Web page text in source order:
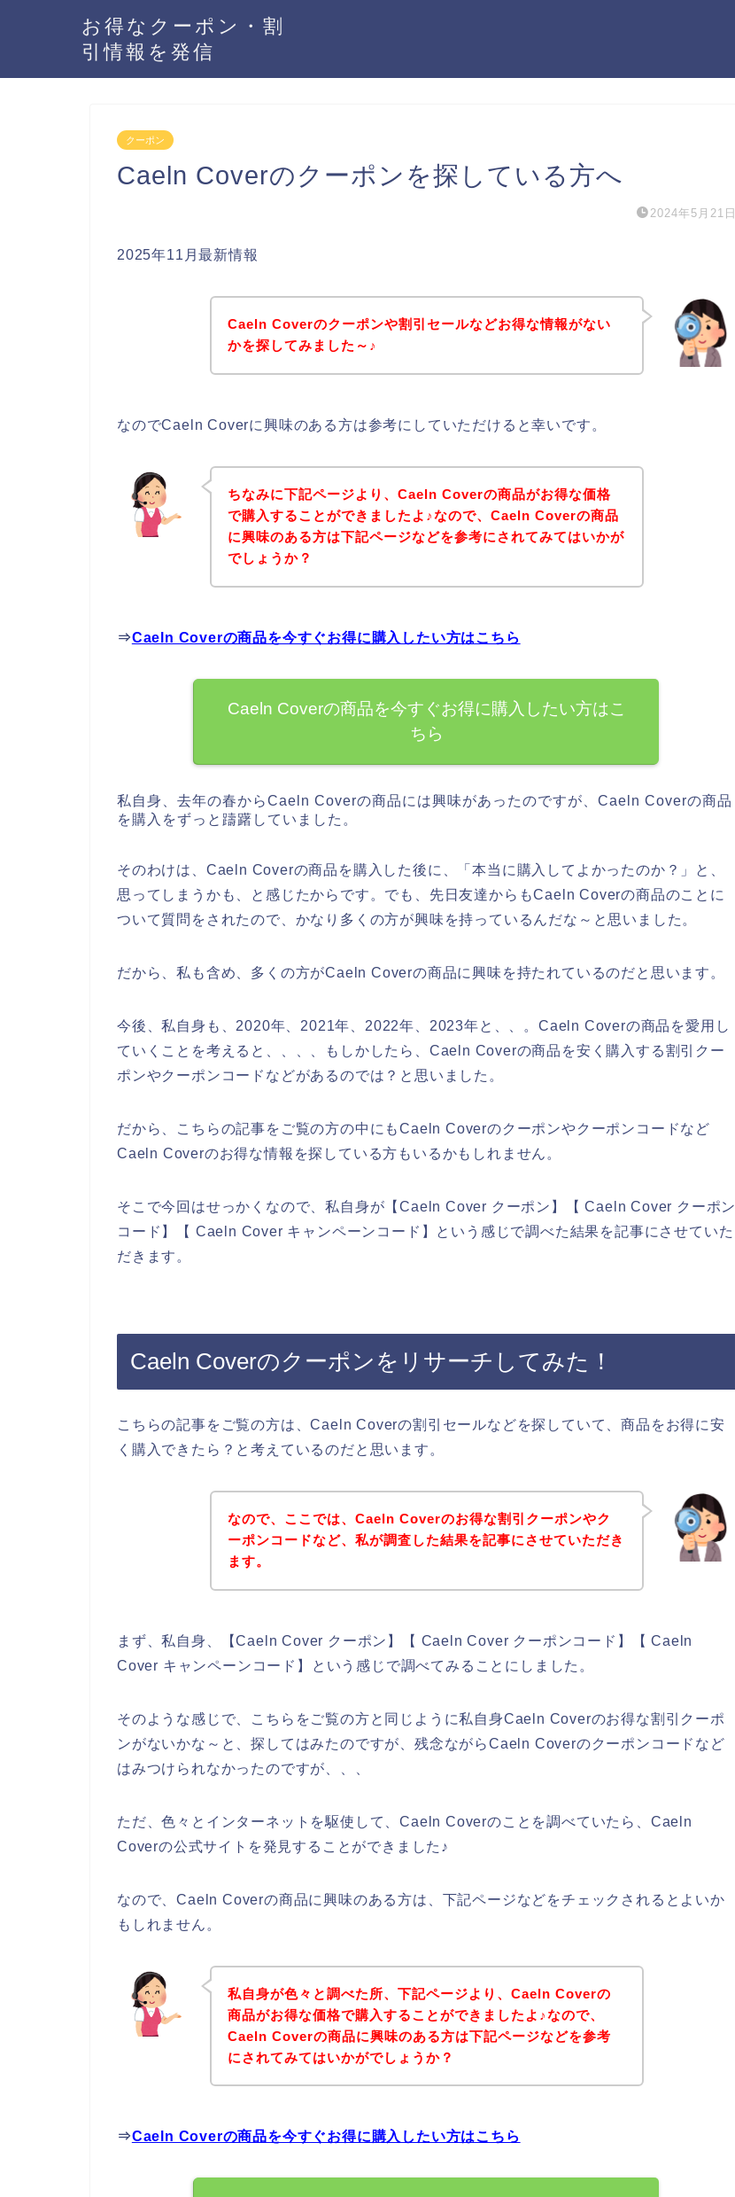
お得なクーポン・割
引情報を発信
クーポン
Caeln Coverのクーポンを探している方へ
2024年5月21日
2025年11月最新情報
Caeln Coverのクーポンや割引セールなどお得な情報がない
かを探してみました～♪
なのでCaeln Coverに興味のある方は参考にしていただけると幸いです。
ちなみに下記ページより、Caeln Coverの商品がお得な価格
で購入することができましたよ♪なので、Caeln Coverの商品
に興味のある方は下記ページなどを参考にされてみてはいかが
でしょうか？
⇒Caeln Coverの商品を今すぐお得に購入したい方はこちら
Caeln Coverの商品を今すぐお得に購入したい方はこ
ちら
私自身、去年の春からCaeln Coverの商品には興味があったのですが、Caeln Coverの商品
を購入をずっと躊躇していました。
そのわけは、Caeln Coverの商品を購入した後に、「本当に購入してよかったのか？」と、
思ってしまうかも、と感じたからです。でも、先日友達からもCaeln Coverの商品のことに
ついて質問をされたので、かなり多くの方が興味を持っているんだな～と思いました。
だから、私も含め、多くの方がCaeln Coverの商品に興味を持たれているのだと思います。
今後、私自身も、2020年、2021年、2022年、2023年と、、。Caeln Coverの商品を愛用し
ていくことを考えると、、、、もしかしたら、Caeln Coverの商品を安く購入する割引クー
ポンやクーポンコードなどがあるのでは？と思いました。
だから、こちらの記事をご覧の方の中にもCaeln Coverのクーポンやクーポンコードなど
Caeln Coverのお得な情報を探している方もいるかもしれません。
そこで今回はせっかくなので、私自身が【Caeln Cover クーポン】【 Caeln Cover クーポン
コード】【 Caeln Cover キャンペーンコード】という感じで調べた結果を記事にさせていた
だきます。
Caeln Coverのクーポンをリサーチしてみた！
こちらの記事をご覧の方は、Caeln Coverの割引セールなどを探していて、商品をお得に安
く購入できたら？と考えているのだと思います。
なので、ここでは、Caeln Coverのお得な割引クーポンやク
ーポンコードなど、私が調査した結果を記事にさせていただき
ます。
まず、私自身、【Caeln Cover クーポン】【 Caeln Cover クーポンコード】【 Caeln
Cover キャンペーンコード】という感じで調べてみることにしました。
そのような感じで、こちらをご覧の方と同じように私自身Caeln Coverのお得な割引クーポ
ンがないかな～と、探してはみたのですが、残念ながらCaeln Coverのクーポンコードなど
はみつけられなかったのですが、、、
ただ、色々とインターネットを駆使して、Caeln Coverのことを調べていたら、Caeln
Coverの公式サイトを発見することができました♪
なので、Caeln Coverの商品に興味のある方は、下記ページなどをチェックされるとよいか
もしれません。
私自身が色々と調べた所、下記ページより、Caeln Coverの
商品がお得な価格で購入することができましたよ♪なので、
Caeln Coverの商品に興味のある方は下記ページなどを参考
にされてみてはいかがでしょうか？
⇒Caeln Coverの商品を今すぐお得に購入したい方はこちら